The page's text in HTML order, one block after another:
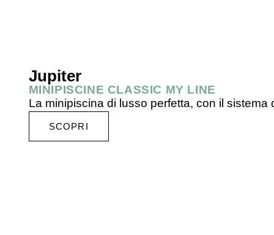
Jupiter
MINIPISCINE CLASSIC MY LINE
La minipiscina di lusso perfetta, con il
SCOPRI